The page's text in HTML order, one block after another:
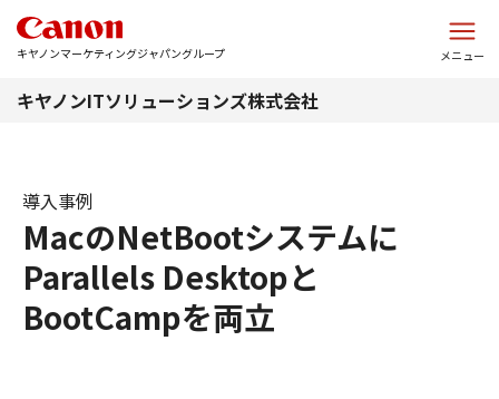
キヤノンマーケティングジャパングループ メニュー
キヤノンITソリューションズ株式会社
MacのNetBootシステムに
Parallels Desktopと
BootCampを両立
導入事例